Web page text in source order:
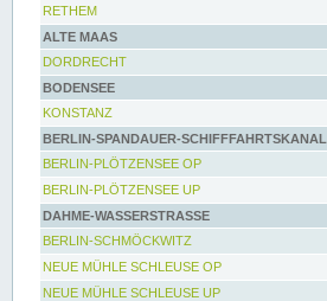
RETHEM
ALTE MAAS
DORDRECHT
BODENSEE
KONSTANZ
BERLIN-SPANDAUER-SCHIFFFAHRTSKANAL
BERLIN-PLÖTZENSEE OP
BERLIN-PLÖTZENSEE UP
DAHME-WASSERSTRASSE
BERLIN-SCHMÖCKWITZ
NEUE MÜHLE SCHLEUSE OP
NEUE MÜHLE SCHLEUSE UP